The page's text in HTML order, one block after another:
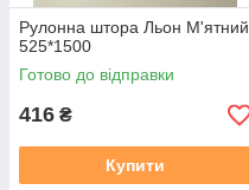
Рулонна штора Льон М'ятний
525*1500
Готово до відправки
416 ₴
Купити